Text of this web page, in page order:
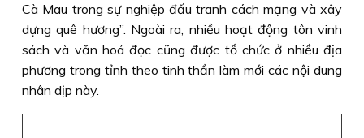
Cà Mau trong sự nghiệp đấu tranh cách mạng và xây
dựng quê hương”. Ngoài ra, nhiều hoạt động tôn vinh
sách và văn hoá đọc cũng được tổ chức ở nhiều địa
phương trong tỉnh theo tinh thần làm mới các nội dung
nhân dịp này.